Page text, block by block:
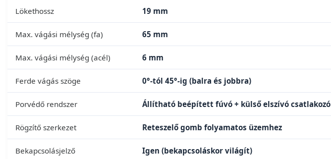
Lökethossz 19 mm
Max. vágási mélység (fa) 65 mm
Max. vágási mélység (acél) 6 mm
Ferde vágás szöge 0°-tól 45°-ig (balra és jobbra)
Porvédő rendszer Állítható beépített fúvó + külső elszívó csatlakozó
Rögzítő szerkezet Reteszelő gomb folyamatos üzemhez
Bekapcsolásjelző Igen (bekapcsoláskor világít)